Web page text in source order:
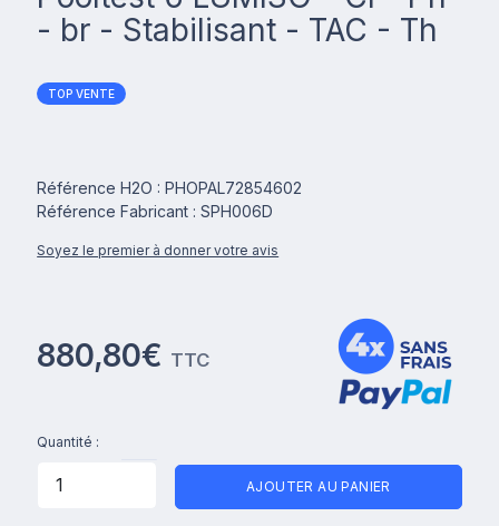
- br - Stabilisant - TAC - Th
TOP VENTE
Référence H2O : PHOPAL72854602
Référence Fabricant : SPH006D
Soyez le premier à donner votre avis
880,80€ TTC
Quantité :
AJOUTER AU PANIER